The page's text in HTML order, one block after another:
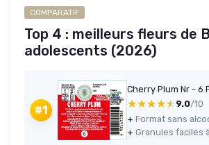
COMPARATIF
Top 4 : meilleurs fleurs de
adolescents (2026)
#1 ★★★★★
★★★★★ 9.0/10
+
+